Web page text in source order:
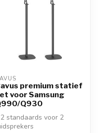
premium statief
voor Samsung
Q930
standaards voor 2